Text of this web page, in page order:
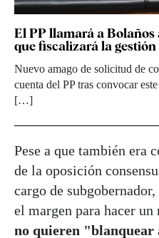
El PP llamará a
que fiscalizará la gestión
Nuevo amago de solicitud de
cuenta del PP tras convocar
[…]
Pese a que también era
de la oposición
cargo de
el margen para hacer
no quieren "blanquear